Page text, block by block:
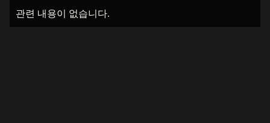
관련 내용이 없습니다.